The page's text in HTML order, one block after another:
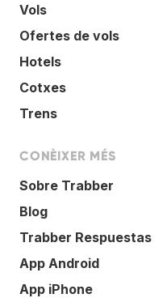
Vols
Ofertes de vols
Hotels
Cotxes
Trens
CONÈIXER MÉS
Sobre Trabber
Blog
Trabber Respuestas
App Android
App iPhone